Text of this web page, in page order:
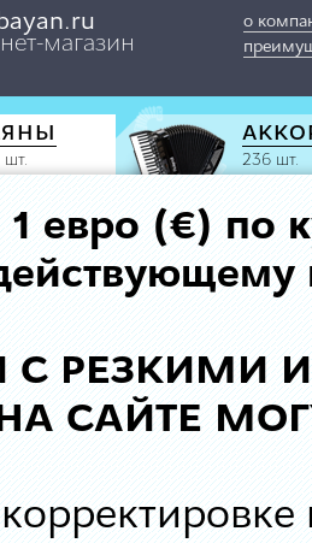
магазин
о
шт. 236 шт.
1 евро (€) по
С РЕЗКИМИ
САЙТЕ